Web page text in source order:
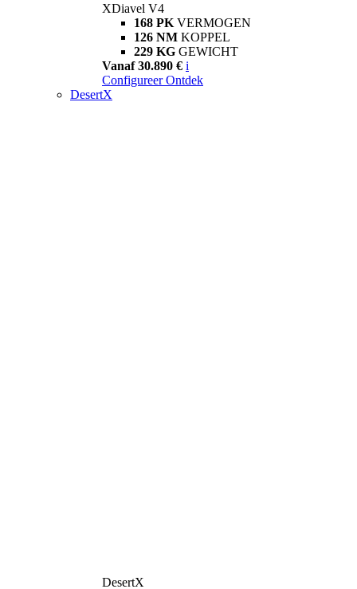
XDiavel V4
168 PK VERMOGEN
126 NM KOPPEL
229 KG GEWICHT
Vanaf 30.890 € i
Configureer Ontdek
DesertX
DesertX